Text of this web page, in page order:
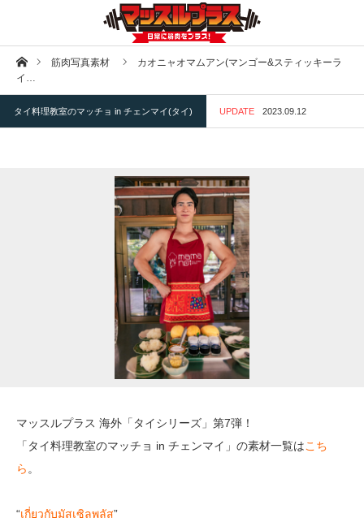
ホーム筋肉写真素材
カオニャオマムアン(マンゴー&スティッキーラ
イ…
タイ料理教室のマッチョ in チェンマイ(タイ) UPDATE 2023.09.12
マッスルプラス 海外「タイシリーズ」第7弾！
「タイ料理教室のマッチョ in チェンマイ」の素材一覧はこち
ら 。
“เกี่ยวกับมัสเซิลพลัส”